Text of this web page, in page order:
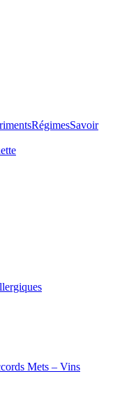
RégimesSavoir
Mets – Vins